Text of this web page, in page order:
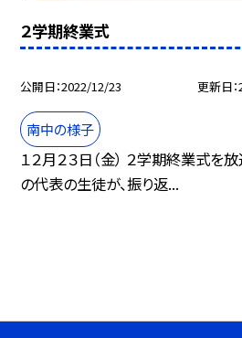
２学期終業式
公開日 2022/12/23 更新日
南中の様子
１２月２３日（金） ２学期終業式を
の代表の生徒が、振り返...